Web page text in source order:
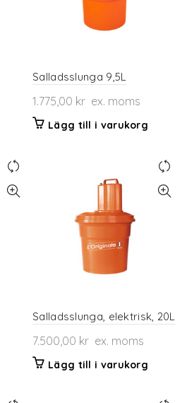
Salladsslunga 9,5L
1.775,00 kr ex. moms
Lägg till i varukorg
Salladsslunga, elektrisk, 20L
7.500,00 kr ex. moms
Lägg till i varukorg